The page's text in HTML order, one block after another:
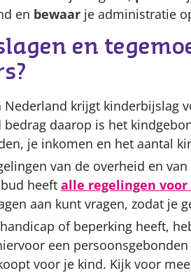
en bewaar je administratie
en
Nederland krijgt kinderbijslag
bedrag daarop is het
je inkomen en het aantal
van de overheid en
heeft alle regelingen
aan kunt vragen, zodat je
of beperking heeft,
een
voor je kind. Kijk voor